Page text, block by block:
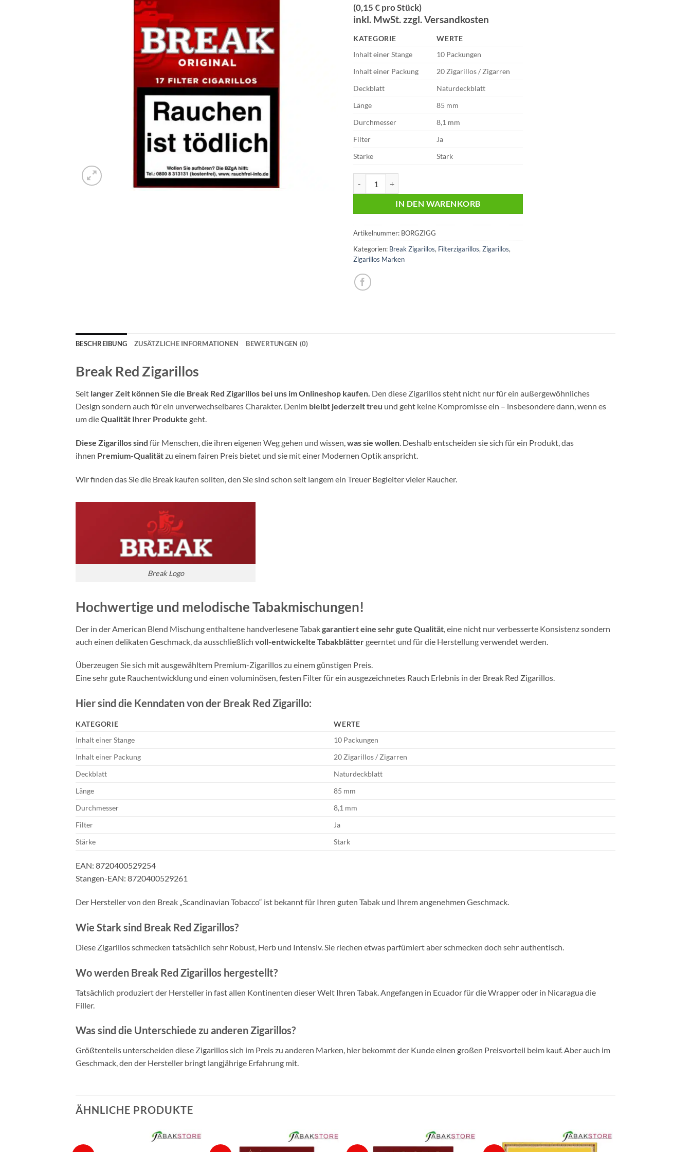
Preis
war:
Preis
ist:
(0,15 € pro Stück)
inkl. MwSt. zzgl. Versandkosten
KATEGORIE
WERTE
Inhalt einer Stange
10 Packungen
Inhalt einer Packung
20 Zigarillos / Zigarren
Deckblatt
Naturdeckblatt
Länge
85 mm
Durchmesser
8,1 mm
Filter
Ja
Stärke
Stark
IN DEN WARENKORB
Artikelnummer: BORGZIGG
Kategorien: Break Zigarillos, Filterzigarillos, Zigarillos,
Zigarillos Marken
BESCHREIBUNG ZUSÄTZLICHE INFORMATIONEN BEWERTUNGEN (0)
Break Red Zigarillos
Seit langer Zeit können Sie die Break Red Zigarillos bei uns im Onlineshop kaufen. Den diese Zigarillos steht nicht nur für ein außergewöhnliches
Design sondern auch für ein unverwechselbares Charakter. Denim bleibt jederzeit treu und geht keine Kompromisse ein – insbesondere dann, wenn es
um dieQualität Ihrer Produkte geht.
Diese Zigarillos sind für Menschen, die ihren eigenen Weg gehen und wissen,was sie wollen. Deshalb entscheiden sie sich für ein Produkt, das
ihnen Premium-Qualitätzu einem fairen Preis bietet und sie mit einer Modernen Optik anspricht.
Wir finden das Sie die Break kaufen sollten, den Sie sind schon seit langem ein Treuer Begleiter vieler Raucher.
Break Logo
Hochwertige und melodische Tabakmischungen!
Der in der American Blend Mischung enthaltene handverlesene Tabakgarantiert eine sehr gute Qualität , eine nicht nur verbesserte Konsistenz sondern
auch einen delikaten Geschmack, da ausschließlich voll-entwickelte Tabakblättergeerntet und für die Herstellung verwendet werden.
Überzeugen Sie sich mit ausgewähltem Premium-Zigarillos zu einem günstigen Preis.
Eine sehr gute Rauchentwicklung und einen voluminösen, festen Filter für ein ausgezeichnetes Rauch Erlebnis in der Break Red Zigarillos.
Hier sind die Kenndaten von der Break Red Zigarillo:
KATEGORIE
WERTE
Inhalt einer Stange
10 Packungen
Inhalt einer Packung
20 Zigarillos / Zigarren
Deckblatt
Naturdeckblatt
Länge
85 mm
Durchmesser
8,1 mm
Filter
Ja
Stärke
Stark
EAN: 8720400529254
Stangen-EAN: 8720400529261
Der Hersteller von den Break „Scandinavian Tobacco“ ist bekannt für Ihren guten Tabak und Ihrem angenehmen Geschmack.
Wie Stark sind Break Red Zigarillos?
Diese Zigarillos schmecken tatsächlich sehr Robust, Herb und Intensiv. Sie riechen etwas parfümiert aber schmecken doch sehr authentisch.
Wo werden Break Red Zigarillos hergestellt?
Tatsächlich produziert der Hersteller in fast allen Kontinenten dieser Welt Ihren Tabak. Angefangen in Ecuador für die Wrapper oder in Nicaragua die
Filler.
Was sind die Unterschiede zu anderen Zigarillos?
Größtenteils unterscheiden diese Zigarillos sich im Preis zu anderen Marken, hier bekommt der Kunde einen großen Preisvorteil beim kauf. Aber auch im
Geschmack, den der Hersteller bringt langjährige Erfahrung mit.
ÄHNLICHE PRODUKTE